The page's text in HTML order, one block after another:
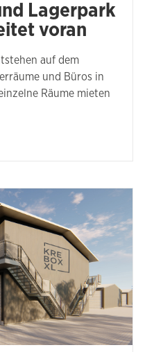
Lagerpark
voran
auf dem
und Büros in
Räume mieten